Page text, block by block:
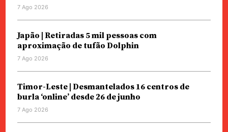
7 Ago 2026
Japão | Retiradas 5 mil pessoas com
aproximação de tufão Dolphin
7 Ago 2026
Timor-Leste | Desmantelados 16 centros de
burla ‘online’ desde 26 de junho
7 Ago 2026